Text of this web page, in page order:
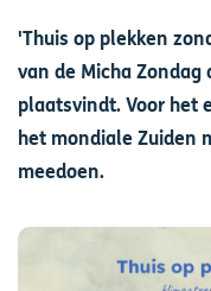
'Thuis op plekken
van de Micha
plaatsvindt. Voor het
het mondiale Zuiden
meedoen.
Afbeelding